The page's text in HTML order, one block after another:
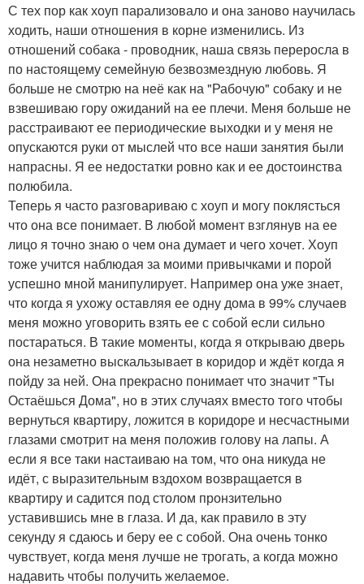
С тех пор как хоуп парализовало и она заново научилась
ходить, наши отношения в корне изменились. Из
отношений собака - проводник, наша связь переросла в
по настоящему семейную безвозмездную любовь. Я
больше не смотрю на неё как на "Рабочую" собаку и не
взвешиваю гору ожиданий на ее плечи. Меня больше не
расстраивают ее периодические выходки и у меня не
опускаются руки от мыслей что все наши занятия были
напрасны. Я ее недостатки ровно как и ее достоинства
полюбила.
Теперь я часто разговариваю с хоуп и могу поклясться
что она все понимает. В любой момент взглянув на ее
лицо я точно знаю о чем она думает и чего хочет. Хоуп
тоже учится наблюдая за моими привычками и порой
успешно мной манипулирует. Например она уже знает,
что когда я ухожу оставляя ее одну дома в 99% случаев
меня можно уговорить взять ее с собой если сильно
постараться. В такие моменты, когда я открываю дверь
она незаметно выскальзывает в коридор и ждёт когда я
пойду за ней. Она прекрасно понимает что значит "Ты
Остаёшься Дома", но в этих случаях вместо того чтобы
вернуться квартиру, ложится в коридоре и несчастными
глазами смотрит на меня положив голову на лапы. А
если я все таки настаиваю на том, что она никуда не
идёт, с выразительным вздохом возвращается в
квартиру и садится под столом пронзительно
уставившись мне в глаза. И да, как правило в эту
секунду я сдаюсь и беру ее с собой. Она очень тонко
чувствует, когда меня лучше не трогать, а когда можно
надавить чтобы получить желаемое.